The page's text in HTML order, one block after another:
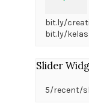
bit.ly/
bit.ly/
Slider
5/recent/